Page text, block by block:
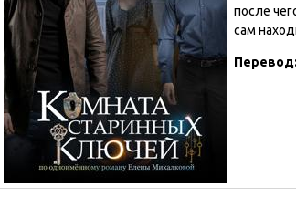
после
сам
Перевод: